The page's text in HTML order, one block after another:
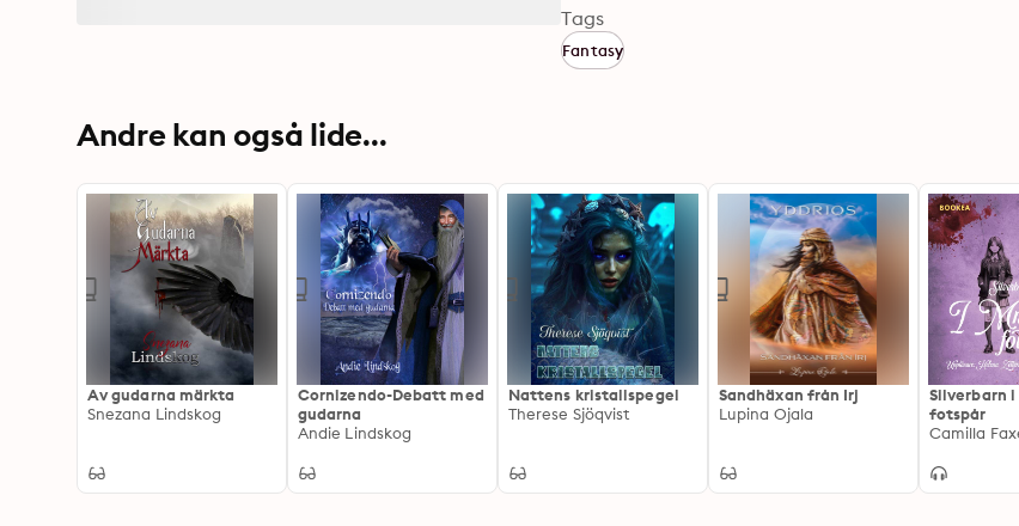
Tags
Fantasy
Andre kan også lide...
Av gudarna märkta
Snezana Lindskog
Cornizendo-Debatt med
gudarna
Andie Lindskog
Nattens kristallspegel
Therese Sjöqvist
Sandhäxan från Irj
Lupina Ojala
Silverbarn i
fotspår
Camilla